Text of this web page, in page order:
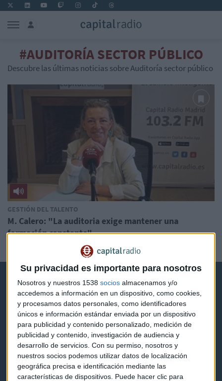
Su privacidad es importante para nosotros
Nosotros y nuestros 1538 socios almacenamos y/o
accedemos a información en un dispositivo, como cookies,
y procesamos datos personales, como identificadores
únicos e información estándar enviada por un dispositivo
para publicidad y contenido personalizado, medición de
publicidad y contenido, investigación de audiencia y
desarrollo de servicios. Con su permiso, nosotros y
nuestros socios podemos utilizar datos de localización
geográfica precisa e identificación mediante las
características de dispositivos. Puede hacer clic para
#AUDITORÍA SECTOR PÚBLICO
Descubre las últimas noticias sobre Auditoría sector público
GESTIÓN DEL TALENTO
M. Calero: "La auditoria exige mantener una
formación constante"
Capital Radio
Noticias
Eventos